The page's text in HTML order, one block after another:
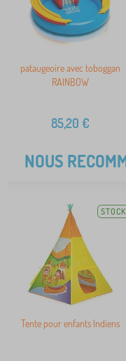
pataugeoire avec toboggan
RAINBOW
85,20 €
NOUS
STOCK
Tente pour enfants Indiens